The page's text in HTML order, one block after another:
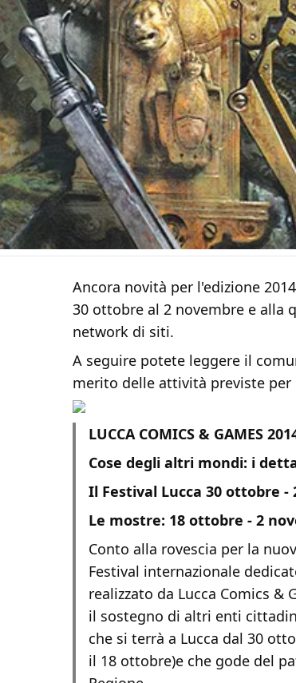
Ancora novità per l'edizione
30 ottobre al 2 novembre e alla
network di siti.
A seguire potete leggere il
merito delle attività previste per
LUCCA COMICS & GAMES
Cose degli altri mondi: i
Il Festival Lucca 30 ottobre -
Le mostre: 18 ottobre - 2
Conto alla rovescia per la
Festival internazionale
realizzato da Lucca Comics &
il sostegno di altri enti
che si terrà a Lucca dal 30
il 18 ottobre)e che gode del